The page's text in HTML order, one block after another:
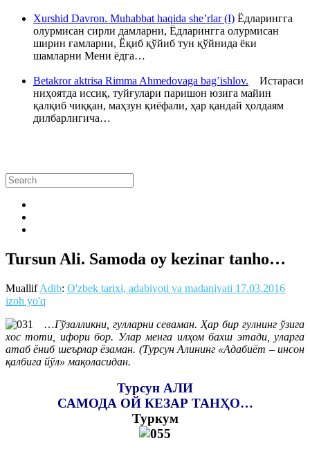
Xurshid Davron. Muhabbat haqida she’rlar (I) Ёдларингга
олурмисан сирли дамларни, Ёдларингга олурмисан
ширин ғамларни, Ёқиб қўйиб тун қўйнида ёки
шамларни Мени ёдга…
Betakror aktrisa Rimma Ahmedovaga bag’ishlov. Истараси
ниҳоятда иссиқ, туйғулари паришон юзига майин
қалқиб чиққан, маҳзун қиёфали, ҳар қандай ҳолдаям
дилбарлигича…
Tursun Ali. Samoda oy kezinar tanho…
MuallifAdib: O'zbek tarixi, adabiyoti va madaniyati 17.03.2016
izoh yo'q
…Гўзалликни, гулларни севаман. Ҳар бир гулнинг ўзига
хос тоти, ифори бор. Улар менга илҳом бахш этади, уларга
атаб ёниб шеърлар ёзаман. (Турсун Алининг «Адабиёт – инсон
қалбига йўл» мақоласидан.
Турсун АЛИ
САМОДА ОЙ КЕЗАР ТАНҲО…
Туркум